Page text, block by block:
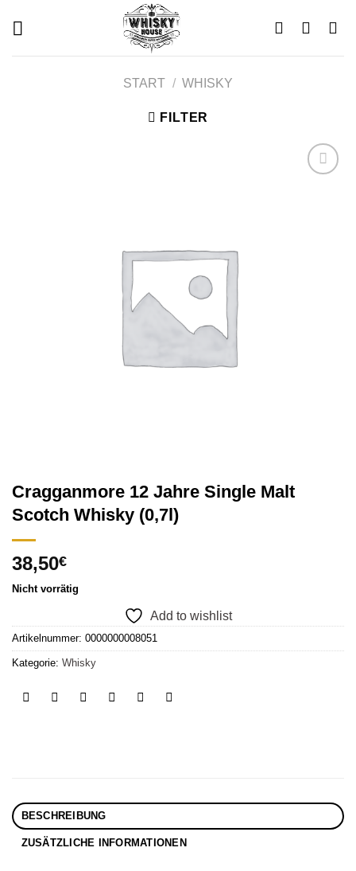
START / WHISKY
FILTER
Cragganmore 12 Jahre Single Malt
Scotch Whisky (0,7l)
38,50€
Nicht vorrätig
Add to wishlist
Artikelnummer: 0000000008051
Kategorie: Whisky
BESCHREIBUNG
ZUSÄTZLICHE INFORMATIONEN